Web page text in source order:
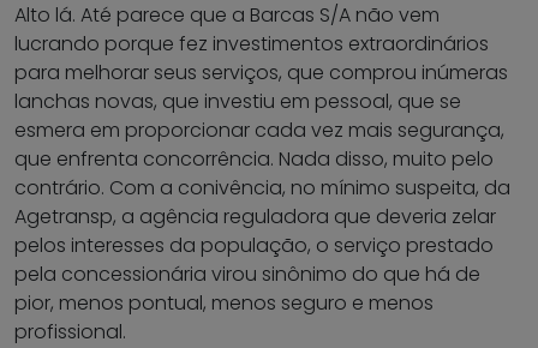
Alto lá. Até parece que a Barcas S/A não vem
lucrando porque fez investimentos extraordinários
para melhorar seus serviços, que comprou inúmeras
lanchas novas, que investiu em pessoal, que se
esmera em proporcionar cada vez mais segurança,
que enfrenta concorrência. Nada disso, muito pelo
contrário. Com a conivência, no mínimo suspeita, da
Agetransp, a agência reguladora que deveria zelar
pelos interesses da população, o serviço prestado
pela concessionária virou sinônimo do que há de
pior, menos pontual, menos seguro e menos
profissional.